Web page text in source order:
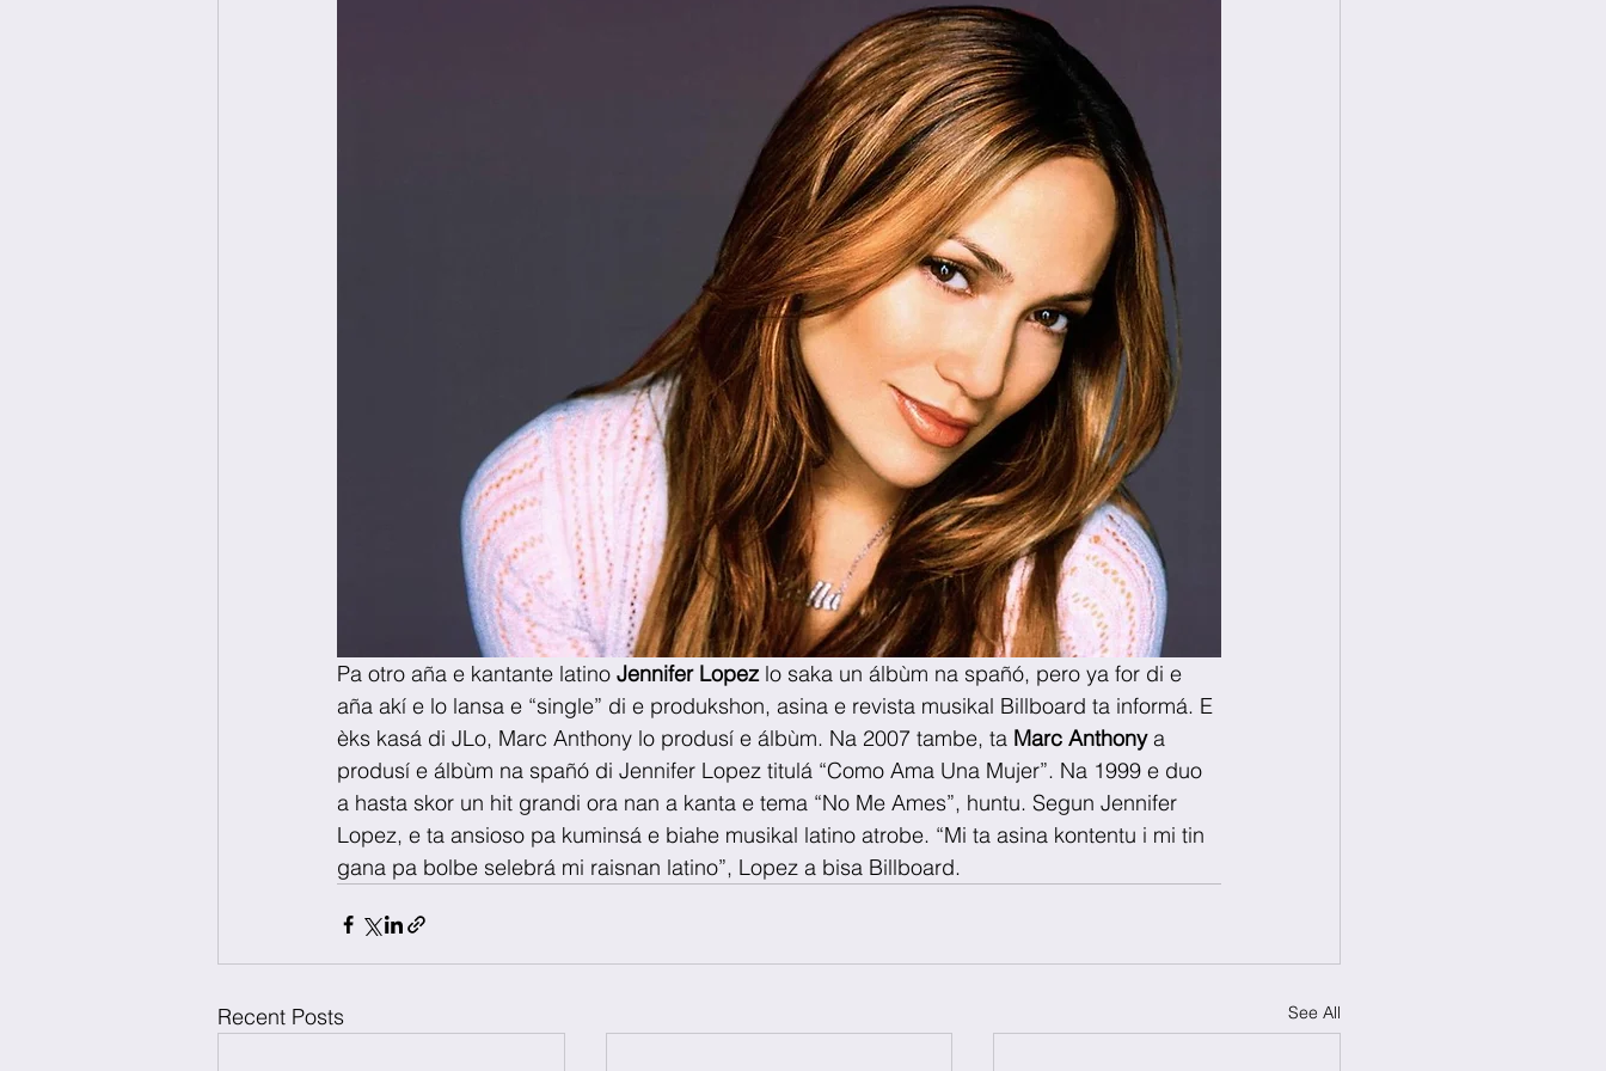
Pa otro aña e kantante latino Jennifer Lopez lo saka un álbùm na spañó, pero ya for di e
aña akí e lo lansa e “single” di e produkshon, asina e revista musikal Billboard ta informá. E
èks kasá di JLo, Marc Anthony lo produsí e álbùm. Na 2007 tambe, ta Marc Anthony a
produsí e álbùm na spañó di Jennifer Lopez titulá “Como Ama Una Mujer”. Na 1999 e duo
a hasta skor un hit grandi ora nan a kanta e tema “No Me Ames”, huntu. Segun Jennifer
Lopez, e ta ansioso pa kuminsá e biahe musikal latino atrobe. “Mi ta asina kontentu i mi tin
gana pa bolbe selebrá mi raisnan latino”, Lopez a bisa Billboard.
Recent Posts See All